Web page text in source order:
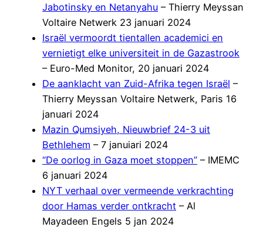
Jabotinsky en Netanyahu – Thierry Meyssan
Voltaire Netwerk 23 januari 2024
Israël vermoordt tientallen academici en
vernietigt elke universiteit in de Gazastrook
– Euro-Med Monitor, 20 januari 2024
De aanklacht van Zuid-Afrika tegen Israël –
Thierry Meyssan Voltaire Netwerk, Paris 16
januari 2024
Mazin Qumsiyeh, Nieuwbrief 24-3 uit
Bethlehem – 7 januiari 2024
“De oorlog in Gaza moet stoppen” – IMEMC
6 januari 2024
NYT verhaal over vermeende verkrachting
door Hamas verder ontkracht – Al
Mayadeen Engels 5 jan 2024